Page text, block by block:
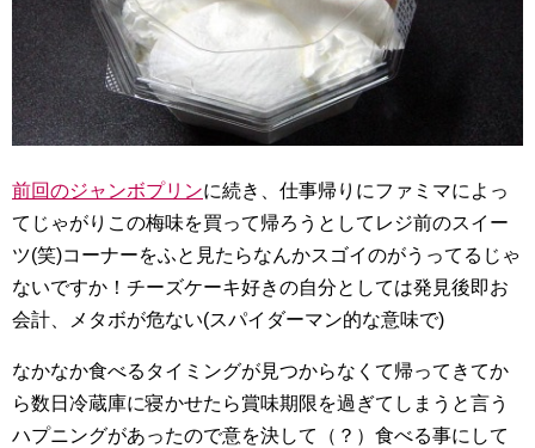
前回のジャンボプリンに続き、仕事帰りにファミマによっ
てじゃがりこの梅味を買って帰ろうとしてレジ前のスイー
ツ(笑)コーナーをふと見たらなんかスゴイのがうってるじゃ
ないですか！チーズケーキ好きの自分としては発見後即お
会計、メタボが危ない(スパイダーマン的な意味で)
なかなか食べるタイミングが見つからなくて帰ってきてか
ら数日冷蔵庫に寝かせたら賞味期限を過ぎてしまうと言う
ハプニングがあったので意を決して（？）食べる事にして